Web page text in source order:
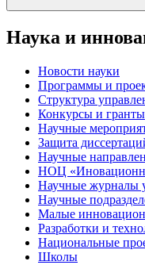
Наука и
Новости науки
Программы и
Структура
Конкурсы и гранты
Научные
Защита
Научные
НОЦ
Научные журналы
Научные
Малые
Разработки и
Национальные
Школы